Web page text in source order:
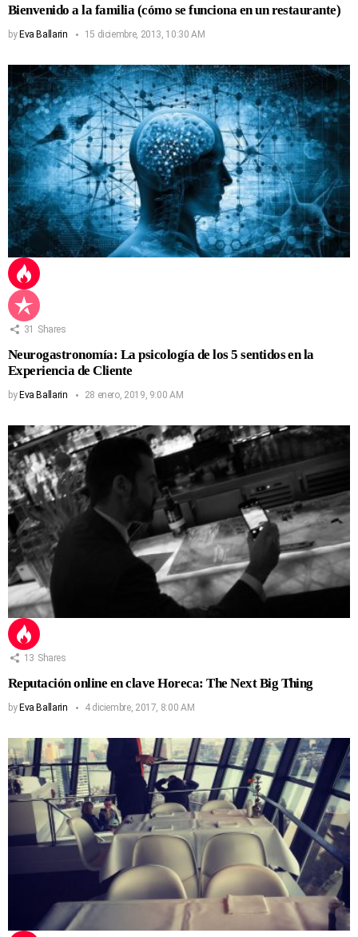
Bienvenido a la familia (cómo se funciona en un restaurante)
by Eva Ballarin 15 diciembre, 2013, 10:30 AM
31 Shares
Neurogastronomía: La psicología de los 5 sentidos en la
Experiencia de Cliente
by Eva Ballarin 28 enero, 2019, 9:00 AM
13 Shares
Reputación online en clave Horeca: The Next Big Thing
by Eva Ballarin 4 diciembre, 2017, 8:00 AM